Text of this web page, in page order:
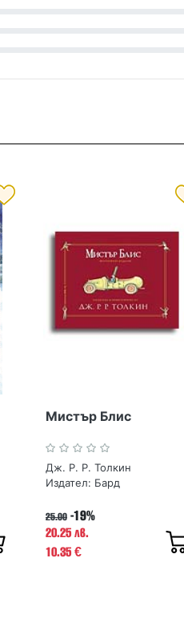
Мистър Блис
Дж. Р. Р. Толкин
Издател: Бард
25.00 -19%
20.25 лв.
10.35 €